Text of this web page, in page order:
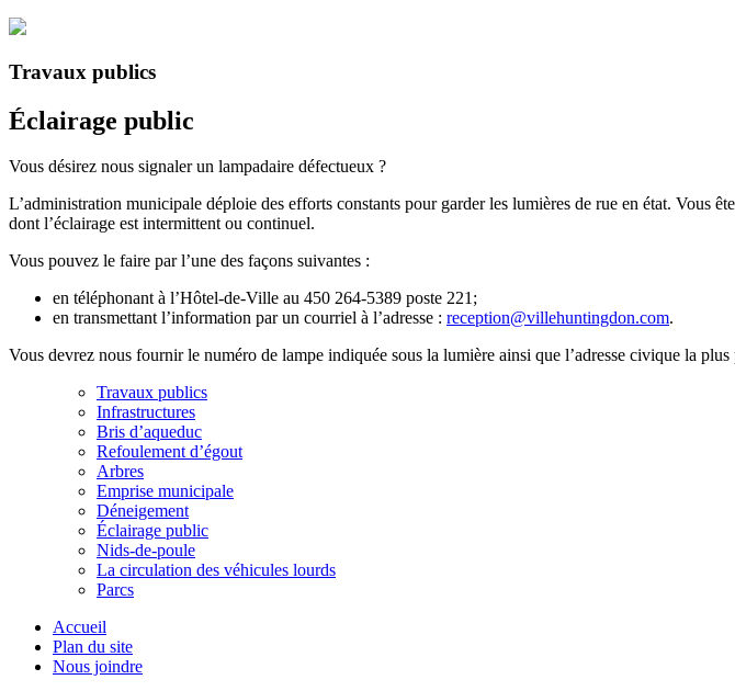
Travaux publics
Éclairage public
Vous désirez nous signaler un lampadaire défectueux ?
L’administration municipale déploie des efforts constants pour garder les lumières de rue en état. Vous
dont l’éclairage est intermittent ou continuel.
Vous pouvez le faire par l’une des façons suivantes :
en téléphonant à l’Hôtel-de-Ville au 450 264-5389 poste 221;
en transmettant l’information par un courriel à l’adresse : reception@villehuntingdon.com.
Vous devrez nous fournir le numéro de lampe indiquée sous la lumière ainsi que l’adresse civique la
Travaux publics
Infrastructures
Bris d’aqueduc
Refoulement d’égout
Arbres
Emprise municipale
Déneigement
Éclairage public
Nids-de-poule
La circulation des véhicules lourds
Parcs
Accueil
Plan du site
Nous joindre